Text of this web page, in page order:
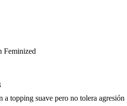
Feminized
a topping suave pero no tolera agresión